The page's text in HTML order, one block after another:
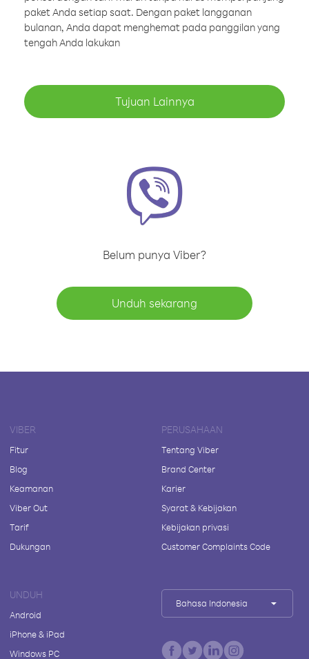
paket Anda setiap saat. Dengan paket langganan
bulanan, Anda dapat menghemat pada panggilan yang
tengah Anda lakukan
Tujuan Lainnya
Belum punya Viber?
Unduh sekarang
VIBER
Fitur
Blog
Keamanan
Viber Out
Tarif
Dukungan
PERUSAHAAN
Tentang Viber
Brand Center
Karier
Syarat & Kebijakan
Kebijakan privasi
Customer Complaints Code
UNDUH
Android
iPhone & iPad
Windows PC
Bahasa Indonesia